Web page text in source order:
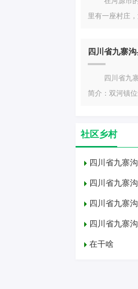
里有一座村庄，
朴深沉的古老
四川省九寨
简介：双河镇位
社区乡村
在干啥